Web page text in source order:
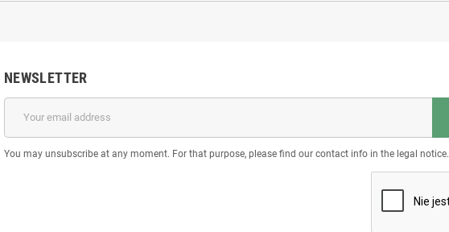
NEWSLETTER
You may unsubscribe at any moment. For that purpose, please find our contact info in the legal notice.